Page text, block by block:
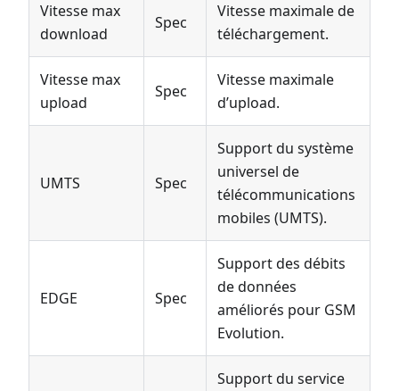
Vitesse max
download
Spec
Vitesse maximale de
téléchargement.
Vitesse max
upload
Spec
Vitesse maximale
d’upload.
UMTS Spec
Support du système
universel de
télécommunications
mobiles (UMTS).
EDGE Spec
Support des débits
de données
améliorés pour GSM
Evolution.
Support du service